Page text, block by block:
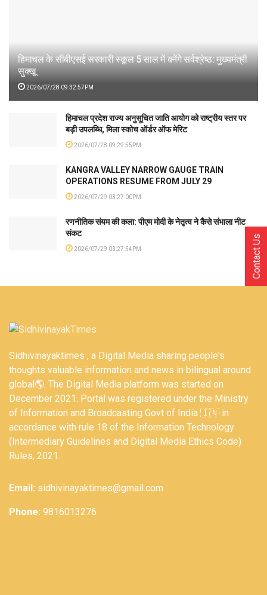
हिमाचल के सीबीएसई सरकारी स्कूल 5 साल में बनेंगे सर्वश्रेष्ठ: मुख्यमंत्री
सुक्खू
2026/07/28 09:32:57PM
हिमाचल प्रदेश राज्य अनुसूचित जाति आयोग को राष्ट्रीय स्तर पर
बड़ी उपलब्धि, मिला स्कोच ऑर्डर ऑफ मेरिट
2026/07/28 09:29:55PM
KANGRA VALLEY NARROW GAUGE TRAIN
OPERATIONS RESUME FROM JULY 29
2026/07/29 03:27:00PM
रणनीतिक संयम की कला: पीएम मोदी के नेतृत्व ने कैसे संभाला नीट
संकट
2026/07/29 03:27:54PM
Sidhivinayaktimes , a Digital Media sharing people's
thoughts valuable information and news in bilingual around
global🌎. The Digital Media platform was started on
December 2021. Portal was registered under the Ministry
of Information and Broadcasting Govt of India 🇮🇳 in
accordance with rule 18 of the Information Technology
(Intermediary Guidelines and Digital Media Ethics Code)
Rules, 2021.
Email: sidhivinayaktimes@gmail.com
Phone: 9816013276
Contact Us